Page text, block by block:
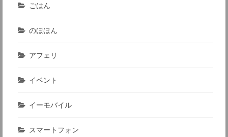
ごはん
のほほん
アフェリ
イベント
イーモバイル
スマートフォン